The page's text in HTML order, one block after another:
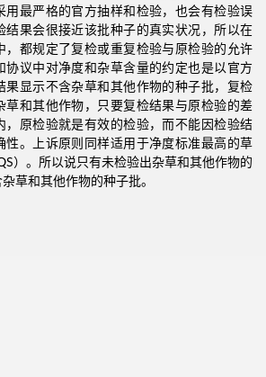
用最严格的官方抽样和检验，也会有检验误
结果会很接近该批种子的真实状况，所以在
，都规定了复检或重复检验与原检验的允许
协议中对净度和杂草含量的约定也是以官方
果显示不含杂草和其他作物的种子批，复检
草和其他作物，只要复检结果与原检验的差
，原检验就是有效的检验，而不能因检验结
性。上诉原则同样适用于净度标准最高的草
）。所以说只有未检验出杂草和其他作物的
草和其他作物的种子批。